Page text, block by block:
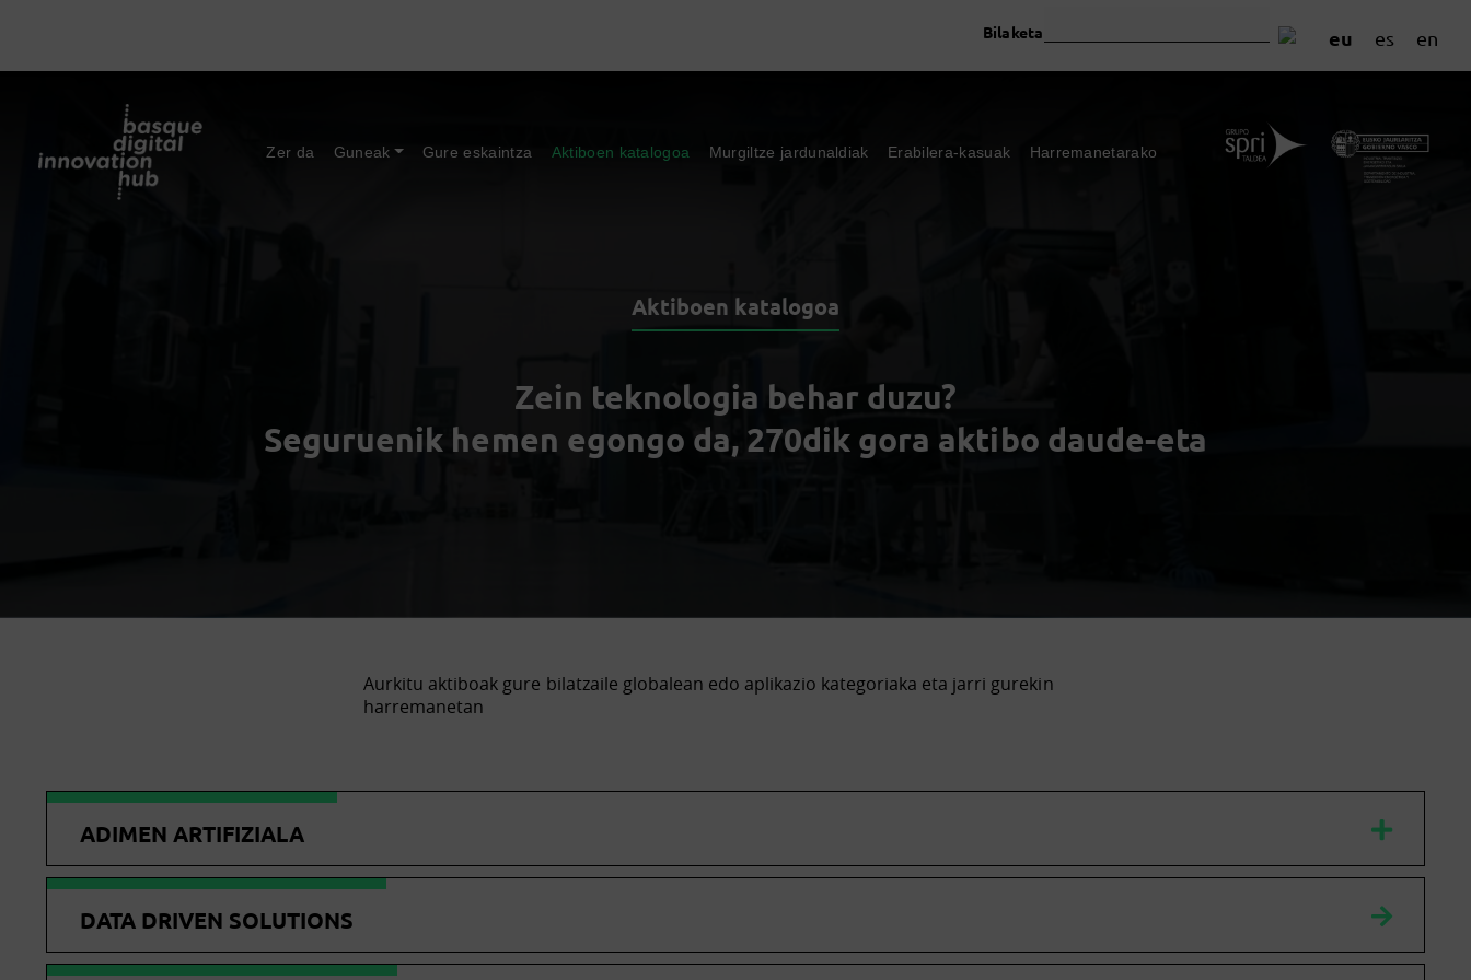
eu es en
Bilaketa
Zer da Guneak Gure eskaintza Aktiboen katalogoa Murgiltze jardunaldiak Erabilera-kasuak Harremanetarako
Aktiboen katalogoa
Zein teknologia behar duzu?
Seguruenik hemen egongo da, 270dik gora aktibo daude-eta
Aurkitu aktiboak gure bilatzaile globalean edo aplikazio kategoriaka eta jarri gurekin
harremanetan
ADIMEN ARTIFIZIALA
DATA DRIVEN SOLUTIONS